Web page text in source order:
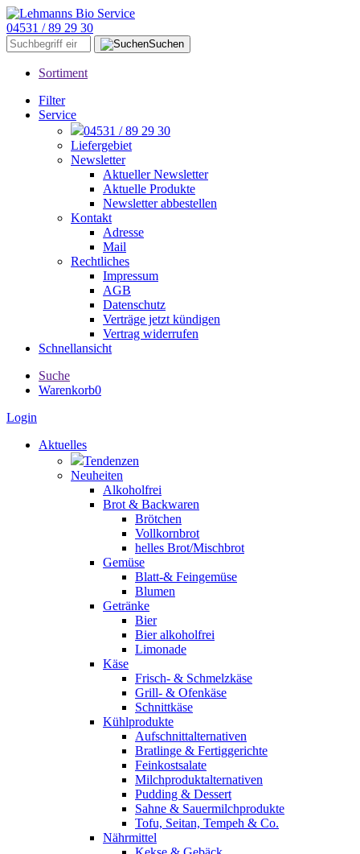
04531 / 89 29 30
Suchen
Sortiment
Filter
Service
04531 / 89 29 30
Liefergebiet
Newsletter
Aktueller Newsletter
Aktuelle Produkte
Newsletter abbestellen
Kontakt
Adresse
Mail
Rechtliches
Impressum
AGB
Datenschutz
Verträge jetzt kündigen
Vertrag widerrufen
Schnellansicht
Suche
Warenkorb0
Login
Aktuelles
Tendenzen
Neuheiten
Alkoholfrei
Brot & Backwaren
Brötchen
Vollkornbrot
helles Brot/Mischbrot
Gemüse
Blatt-& Feingemüse
Blumen
Getränke
Bier
Bier alkoholfrei
Limonade
Käse
Frisch- & Schmelzkäse
Grill- & Ofenkäse
Schnittkäse
Kühlprodukte
Aufschnittalternativen
Bratlinge & Fertiggerichte
Feinkostsalate
Milchproduktalternativen
Pudding & Dessert
Sahne & Sauermilchprodukte
Tofu, Seitan, Tempeh & Co.
Nährmittel